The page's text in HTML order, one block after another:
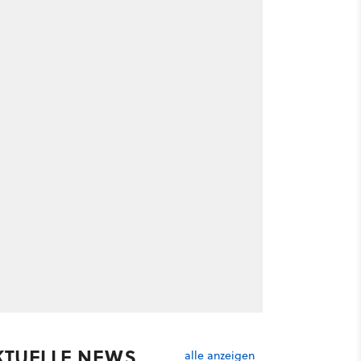
alle anzeigen